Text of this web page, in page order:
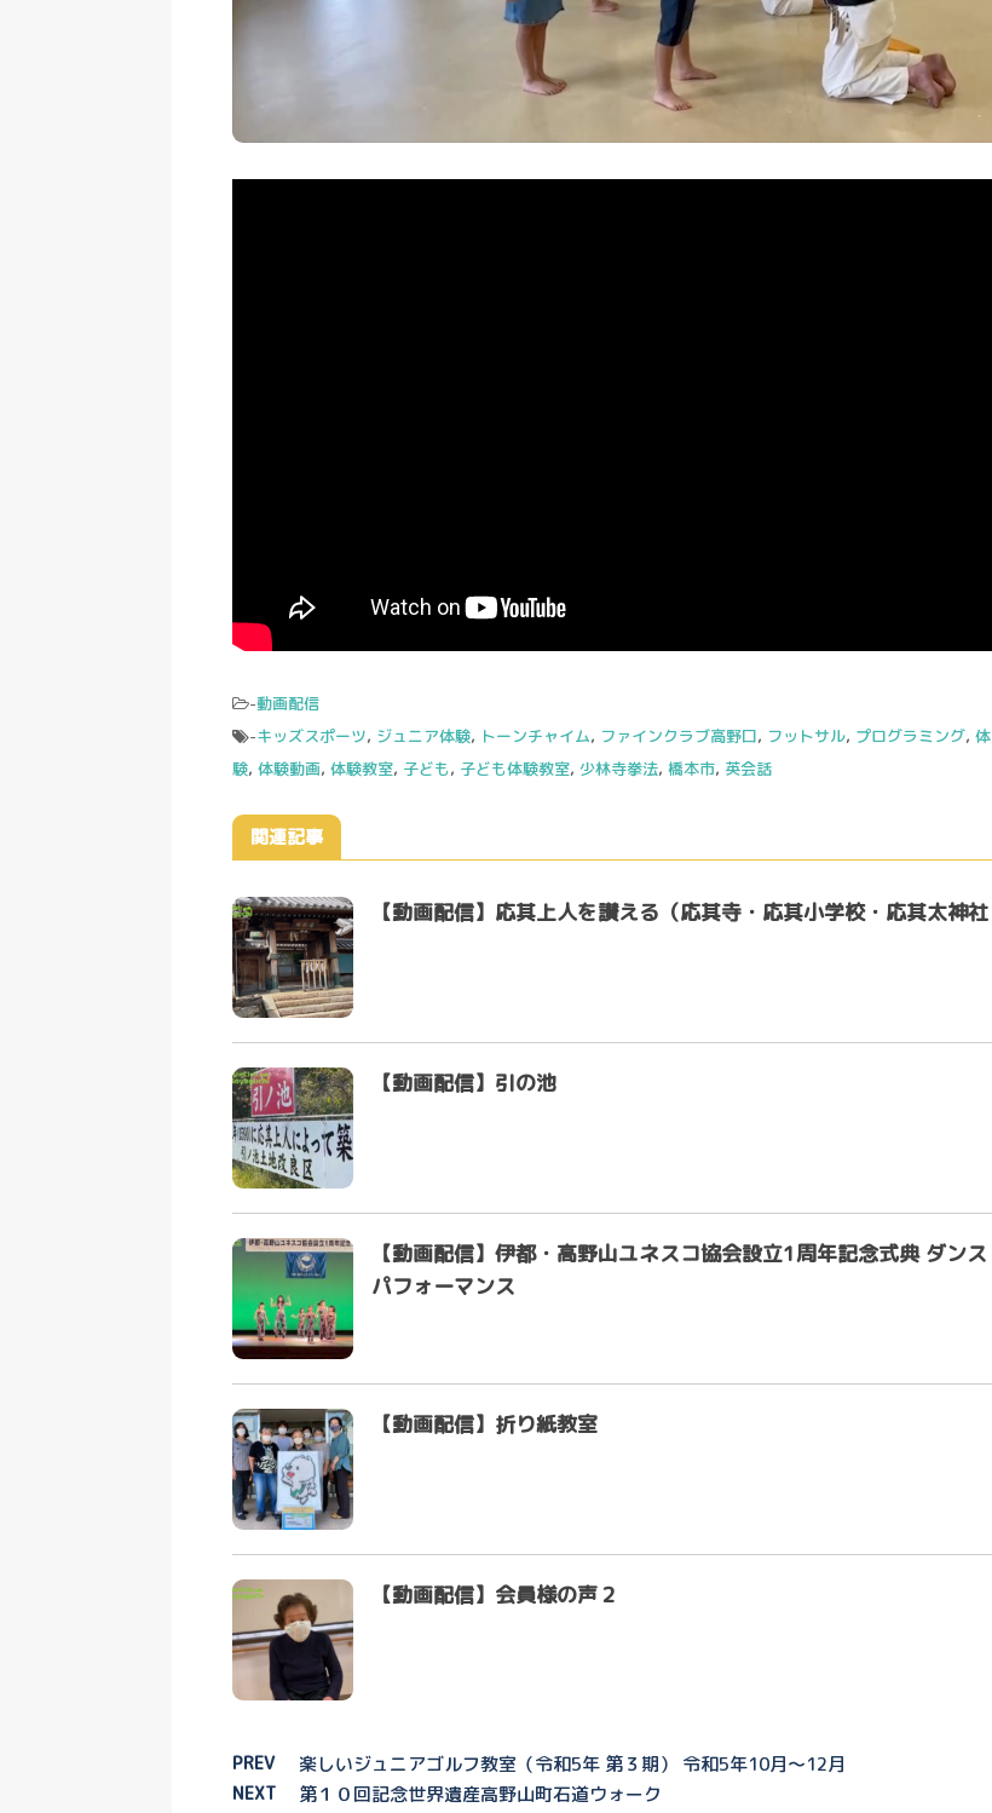
-動画配信
-キッズスポーツ, ジュニア体験, トーンチャイム, ファインクラブ高野口, フットサル, プログラミング, 体
験, 体験動画, 体験教室, 子ども, 子ども体験教室, 少林寺拳法, 橋本市, 英会話
関連記事
【動画配信】応其上人を讃える（応其寺・応其小学校・応其太神社
【動画配信】引の池
【動画配信】伊都・高野山ユネスコ協会設立1周年記念式典 ダンス
パフォーマンス
【動画配信】折り紙教室
【動画配信】会員様の声２
PREV 楽しいジュニアゴルフ教室（令和5年 第３期） 令和5年10月～12月
NEXT 第１０回記念世界遺産高野山町石道ウォーク